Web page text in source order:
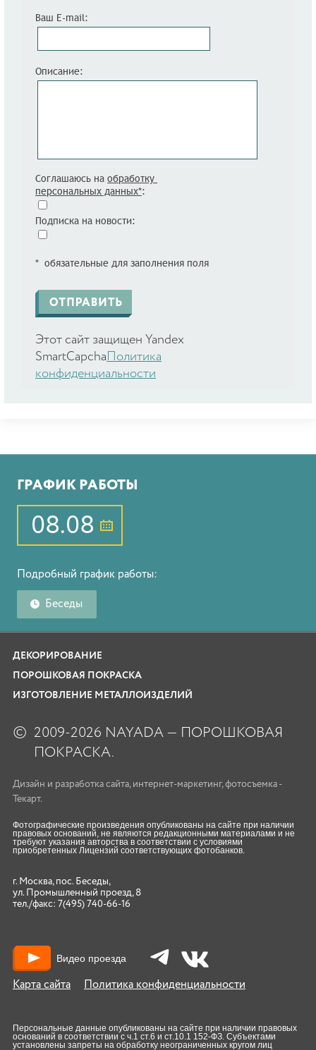
Ваш E-mail:
Описание:
Соглашаюсь на обработку
персональных данных*:
Подписка на новости:
* обязательные для заполнения поля
Этот сайт защищен Yandex
SmartCapcha Политика
конфиденциальности
ГРАФИК РАБОТЫ
08.08
Подробный график работы:
Беседы
ДЕКОРИРОВАНИЕ
ПОРОШКОВАЯ ПОКРАСКА
ИЗГОТОВЛЕНИЕ МЕТАЛЛОИЗДЕЛИЙ
© 2009-2026 NAYADA — ПОРОШКОВАЯ
ПОКРАСКА.
Дизайн и разработка сайта, интернет-маркетинг, фотосъемка -
Текарт.
Фотографические произведения опубликованы на сайте при наличии
правовых оснований, не являются редакционными материалами и не
требуют указания авторства в соответствии с условиями
приобретенных Лицензий соответствующих фотобанков.
г. Москва, пос. Беседы,
ул. Промышленный проезд, 8
тел./факс: 7(495) 740-66-16
Карта сайта Политика конфиденциальности
Видео проезда
Персональные данные опубликованы на сайте при наличии правовых
оснований в соответствии с ч.1 ст.6 и ст.10.1 152-ФЗ. Субъектами
установлены запреты на обработку неограниченных кругом лиц